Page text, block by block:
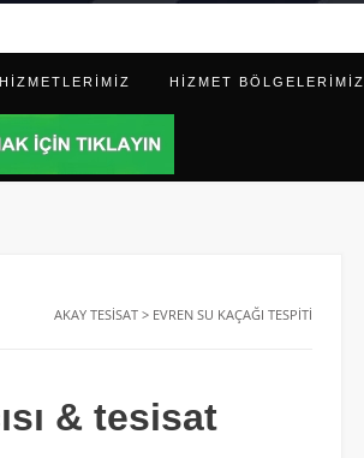
HIZMETLERIMIZ HIZMET BÖLGELERIMIZ
AKAY TESISAT > EVREN SU KAÇAĞI TESPITI
& tesisat